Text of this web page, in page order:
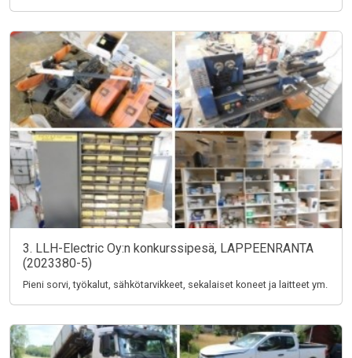
3. LLH-Electric Oy:n konkurssipesä, LAPPEENRANTA
(2023380-5)
Pieni sorvi, työkalut, sähkötarvikkeet, sekalaiset koneet ja laitteet ym.